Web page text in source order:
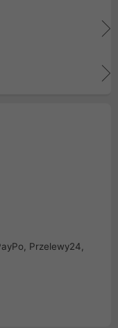
Przelewy24,